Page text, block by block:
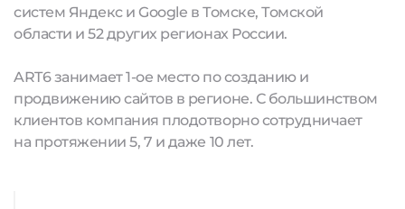
систем Яндекс и Google в Томске, Томской
области и 52 других регионах России.
ART6 занимает 1-ое место по созданию и
продвижению сайтов в регионе. С большинством
клиентов компания плодотворно сотрудничает
на протяжении 5, 7 и даже 10 лет.